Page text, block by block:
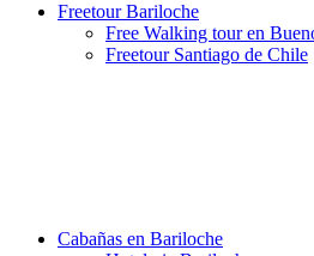
Freetour Bariloche
Free Walking tour en
Freetour Santiago de Chile
Cabañas en Bariloche